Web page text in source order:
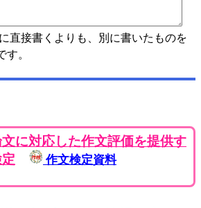
直接書くよりも、別に書いたものを
す。
文に対応した作文評価を提供す
作文検定資料